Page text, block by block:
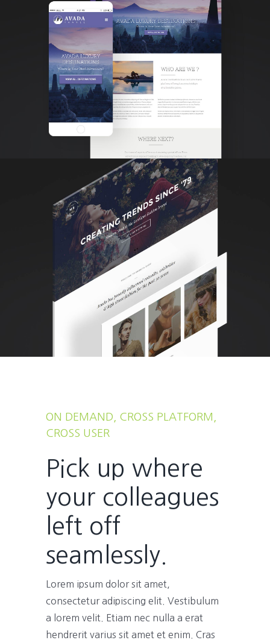
ON DEMAND, CROSS PLATFORM,
CROSS USER
Pick up where
your colleagues
left off
seamlessly.
Lorem ipsum dolor sit amet,
consectetur adipiscing elit. Vestibulum
a lorem velit. Etiam nec nulla a erat
hendrerit varius sit amet et enim. Cras